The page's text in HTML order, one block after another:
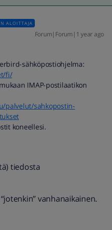
ALOITTAJA
Forum|Forum|1 year ago
sähköpostiohjelma:
fi/
IMAP-postilaatikon
palvelut/sahkopostin-
koneellesi.
tiedosta
vanhanaikainen.